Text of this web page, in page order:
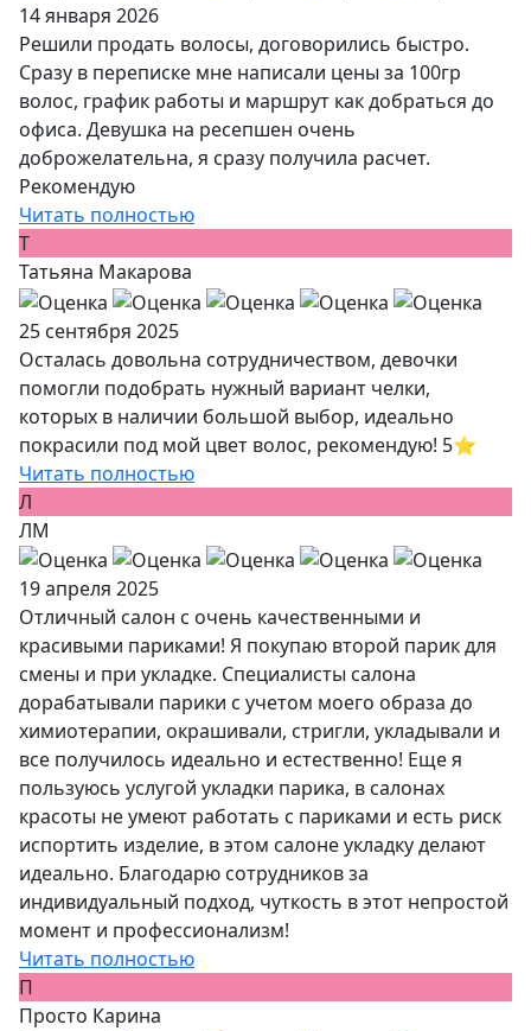
14 января 2026
Решили продать волосы, договорились быстро.
Сразу в переписке мне написали цены за 100гр
волос, график работы и маршрут как добраться до
офиса. Девушка на ресепшен очень
доброжелательна, я сразу получила расчет.
Рекомендую
Читать полностью
Т
Татьяна Макарова
25 сентября 2025
Осталась довольна сотрудничеством, девочки
помогли подобрать нужный вариант челки,
которых в наличии большой выбор, идеально
покрасили под мой цвет волос, рекомендую! 5⭐️
Читать полностью
Л
ЛМ
19 апреля 2025
Отличный салон с очень качественными и
красивыми париками! Я покупаю второй парик для
смены и при укладке. Специалисты салона
дорабатывали парики с учетом моего образа до
химиотерапии, окрашивали, стригли, укладывали и
все получилось идеально и естественно! Еще я
пользуюсь услугой укладки парика, в салонах
красоты не умеют работать с париками и есть риск
испортить изделие, в этом салоне укладку делают
идеально. Благодарю сотрудников за
индивидуальный подход, чуткость в этот непростой
момент и профессионализм!
Читать полностью
П
Просто Карина